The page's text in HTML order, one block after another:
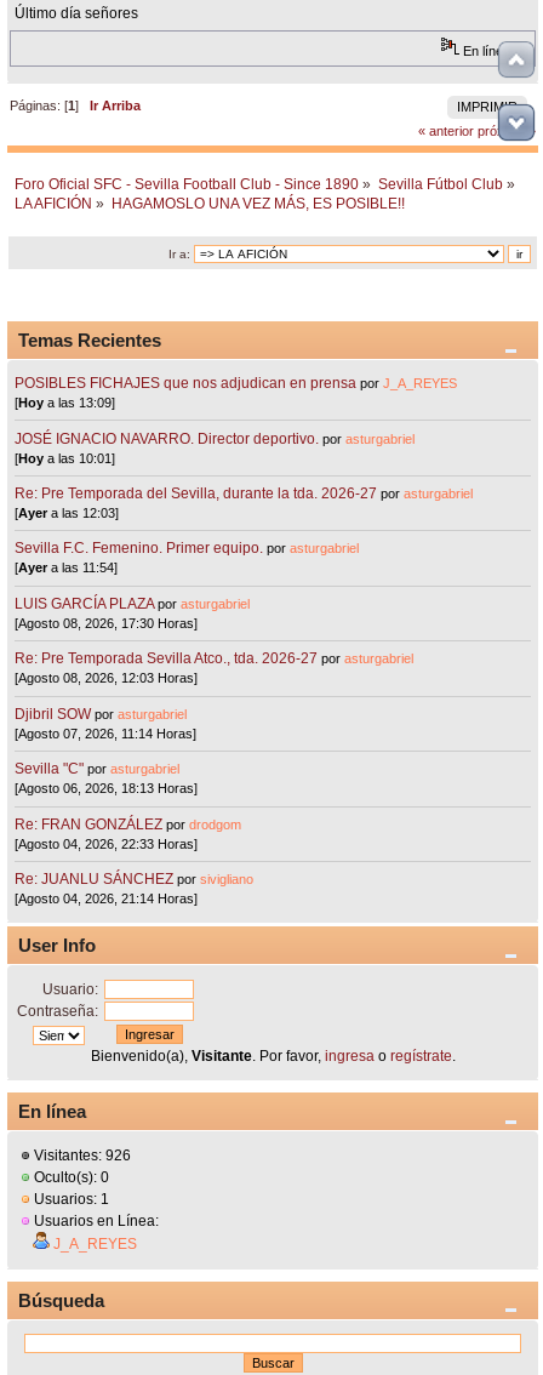
Último día señores
En línea
IMPRIMIR
Páginas: [1]Ir Arriba
« anterior próximo »
Foro Oficial SFC - Sevilla Football Club - Since 1890 » Sevilla Fútbol Club »
LA AFICIÓN » HAGAMOSLO UNA VEZ MÁS, ES POSIBLE!!
Ir a:
Temas Recientes
POSIBLES FICHAJES que nos adjudican en prensa porJ_A_REYES
[Hoy a las 13:09]
JOSÉ IGNACIO NAVARRO. Director deportivo. porasturgabriel
[Hoy a las 10:01]
Re: Pre Temporada del Sevilla, durante la tda. 2026-27 porasturgabriel
[Ayera las 12:03]
Sevilla F.C. Femenino. Primer equipo. porasturgabriel
[Ayera las 11:54]
LUIS GARCÍA PLAZA porasturgabriel
[Agosto 08, 2026, 17:30 Horas]
Re: Pre Temporada Sevilla Atco., tda. 2026-27 porasturgabriel
[Agosto 08, 2026, 12:03 Horas]
Djibril SOW porasturgabriel
[Agosto 07, 2026, 11:14 Horas]
Sevilla "C"porasturgabriel
[Agosto 06, 2026, 18:13 Horas]
Re: FRAN GONZÁLEZ pordrodgom
[Agosto 04, 2026, 22:33 Horas]
Re: JUANLU SÁNCHEZ porsivigliano
[Agosto 04, 2026, 21:14 Horas]
User Info
Usuario:
Contraseña:
Bienvenido(a), Visitante. Por favor, ingresao regístrate.
En línea
Visitantes: 926
Oculto(s): 0
Usuarios: 1
Usuarios en Línea:
J_A_REYES
Búsqueda